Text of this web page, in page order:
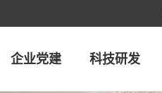
企业党建 科技研发